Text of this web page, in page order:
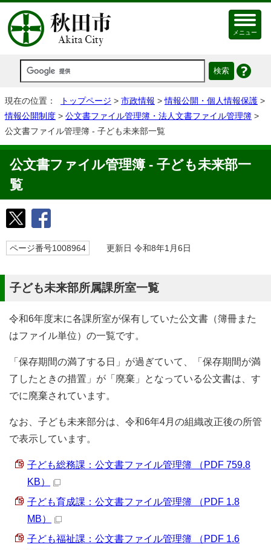
メニュー
現在の位置： トップページ > 市政情報 >情報公開・個人情報保護 >
情報公開制度 > 公文書ファイル管理簿・法人文書ファイル管理簿 >
公文書ファイル管理簿 - 子ども未来部一覧
公文書ファイル管理簿 - 子ども未来部一
覧
ページ番号1008964 更新日 令和8年1月6日
子ども未来部所属課所室一覧
令和6年度末に各課所室が保有していた公文書（簿冊また
はファイル単位）の一覧です。
「保存期間の満了する日」が過ぎていて、「保存期間が満
了したときの措置」が「廃棄」となっている公文書は、す
でに廃棄されています。
なお、子ども未来部分は、令和6年4月の組織改正後の所管
で表示しています。
子ども総務課：公文書ファイル管理簿 （PDF 759.8
KB）
子ども育成課：公文書ファイル管理簿 （PDF 1.8
MB）
子ども福祉課：公文書ファイル管理簿 （PDF 1.6